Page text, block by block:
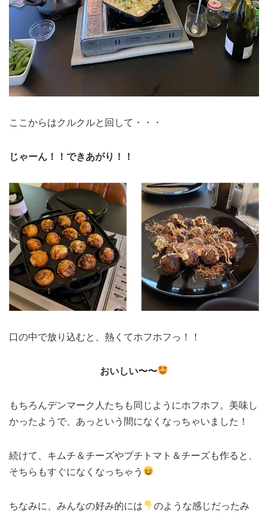
ここからはクルクルと回して・・・
じゃーん！！できあがり！！
口の中で放り込むと、熱くてホフホフっ！！
おいしい〜〜
もちろんデンマーク人たちも同じようにホフホフ。美味し
かったようで、あっという間になくなっちゃいました！
続けて、キムチ＆チーズやプチトマト＆チーズも作ると、
そちらもすぐになくなっちゃう
ちなみに、みんなの好み的には
のような感じだったみ